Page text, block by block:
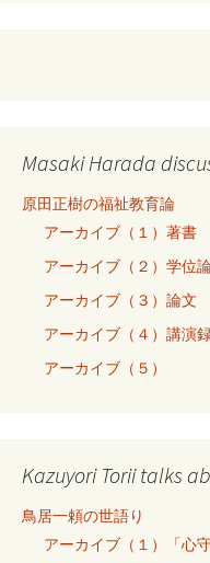
Masaki Harada
原田正樹の福祉教育論
アーカイブ（１）著書
アーカイブ（２）学位
アーカイブ（３）論文
アーカイブ（４）講演
アーカイブ（５）
Kazuyori Torii talks
鳥居一頼の世語り
アーカイブ（１）「心守